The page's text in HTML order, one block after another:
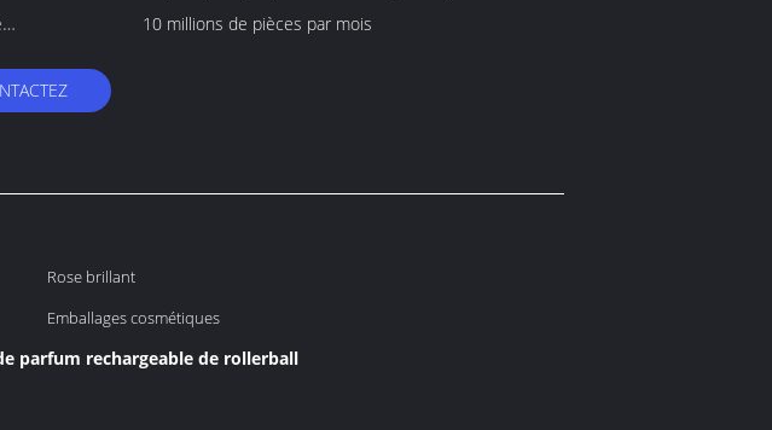
10 millions de pièces par mois
Rose brillant
Emballages cosmétiques
parfum rechargeable de rollerball